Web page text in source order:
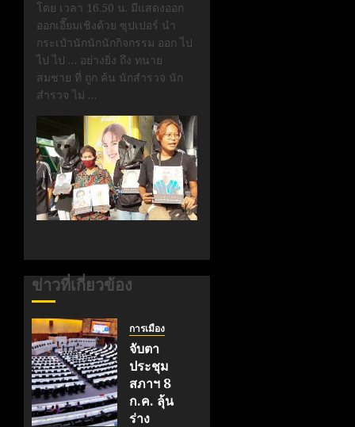
โดย เวลา 16.50 น. มีแสดงออก
ออกเอี๊ยมเชิงด้วย ซุปเปอร์ นำ
กระเป๋านักนักนักกิจกรรม ออก ไป
ไป ไป … อย่างยิ่ง ถึง ทนาย
สมชาย ที่ ถูก ค้น นักสำรวจ นัก
สำรวจ ไม่ …
ข่าวที่เกี่ยวข้อง
การเมือง
จับตา
ประชุม
สภาฯ 8
ก.ค. ลุ้น
ร่าง